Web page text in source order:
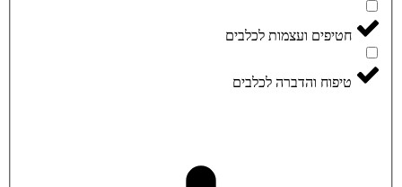
חטיפים ועצמות לכלבים
טיפוח והדברה לכלבים